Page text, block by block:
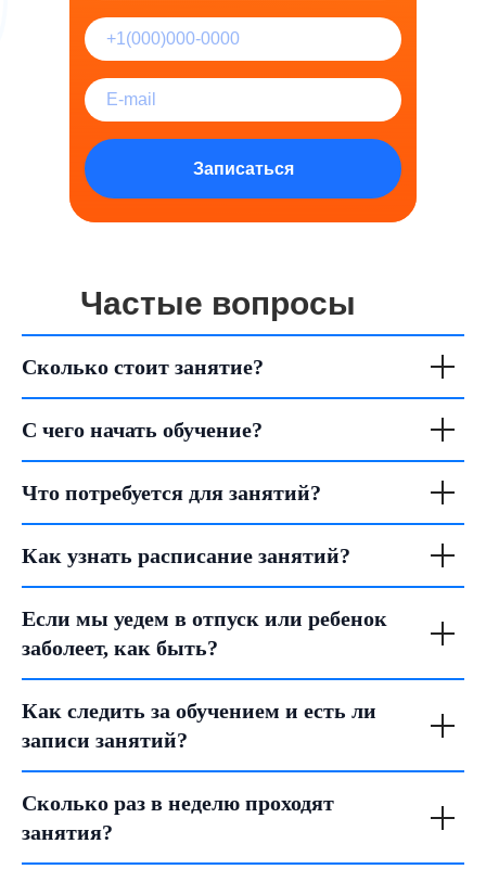
Записаться
Частые вопросы
Сколько стоит занятие?
С чего начать обучение?
Что потребуется для занятий?
Как узнать расписание занятий?
Если мы уедем в отпуск или ребенок
заболеет, как быть?
Как следить за обучением и есть ли
записи занятий?
Сколько раз в неделю проходят
занятия?